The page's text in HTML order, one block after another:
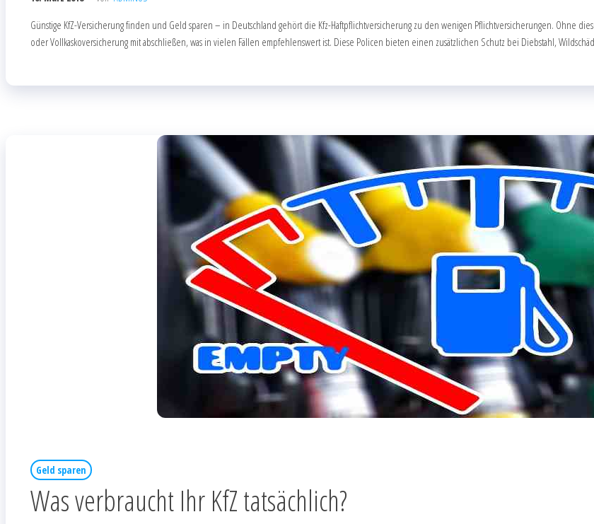
Günstige KfZ-Versicherung finden und Geld sparen – in Deutschland gehört die Kfz-Haftpflichtversicherung zu den wenigen Pflichtversicherungen. Ohne
oder Vollkaskoversicherung mit abschließen, was in vielen Fällen empfehlenswert ist. Diese Policen bieten einen zusätzlichen Schutz bei Diebstahl,
Geld sparen
Was verbraucht Ihr KfZ tatsächlich?